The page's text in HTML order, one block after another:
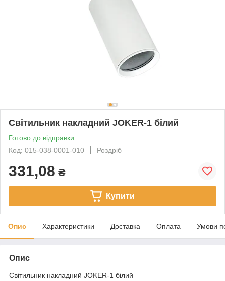
Світильник накладний JOKER-1 білий
Готово до відправки
Код: 015-038-0001-010
Роздріб
331,08 ₴
Купити
Опис Характеристики Доставка Оплата Умови
Опис
Світильник накладний JOKER-1 білий